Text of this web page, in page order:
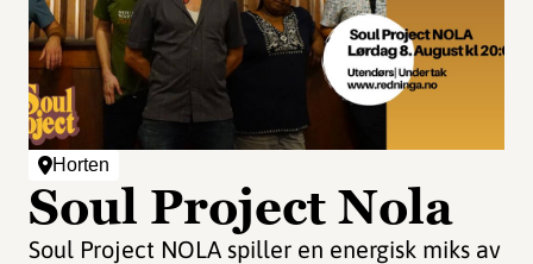
Horten
Soul Project Nola
Soul Project NOLA spiller en energisk miks av